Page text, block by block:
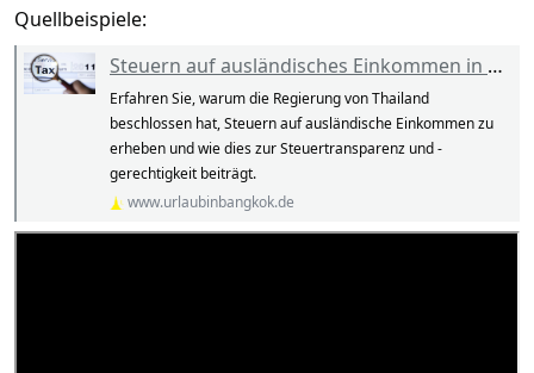
Quellbeispiele:
Steuern auf ausländisches Einkommen in Thailand: Die Gründe für die Änderung der Besteuerungsregelungen
Erfahren Sie, warum die Regierung von Thailand
beschlossen hat, Steuern auf ausländische Einkommen zu
erheben und wie dies zur Steuertransparenz und -
gerechtigkeit beiträgt.
www.urlaubinbangkok.de